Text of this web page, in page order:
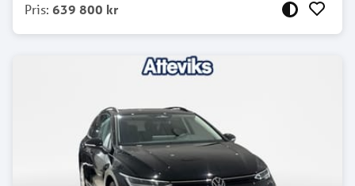
Pris: 639 800 kr